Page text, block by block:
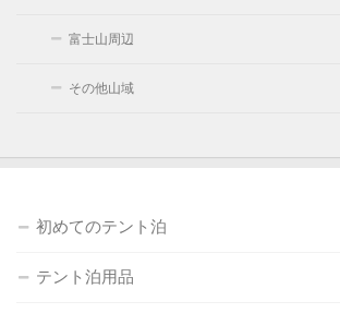
富士山周辺
その他山域
初めてのテント泊
テント泊用品